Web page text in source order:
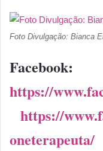
Foto Divulgação: Bianca
Facebook:
https://
https://
oneterapeuta/